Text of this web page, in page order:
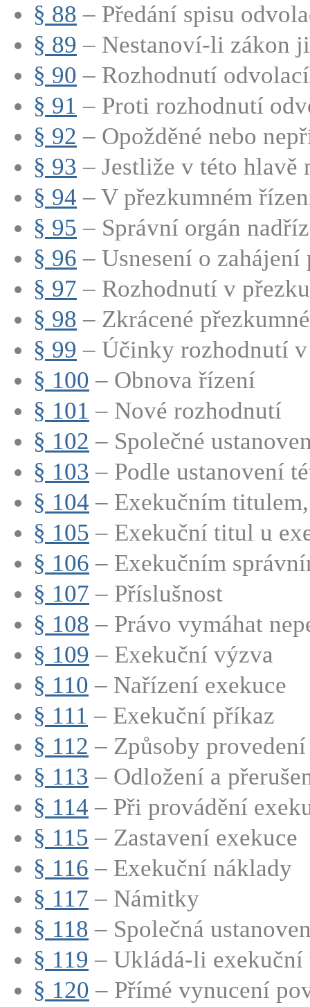
§ 88 – Předání spisu
§ 89 – Nestanoví-li zákon
§ 90 – Rozhodnutí
§ 91 – Proti rozhodnutí
§ 92 – Opožděné nebo
§ 93 – Jestliže v této hlavě
§ 94 – V přezkumném
§ 95 – Správní orgán
§ 96 – Usnesení o zahájení
§ 97 – Rozhodnutí v
§ 98 – Zkrácené
§ 99 – Účinky rozhodnutí
§ 100 – Obnova řízení
§ 101 – Nové rozhodnutí
§ 102 – Společné
§ 103 – Podle ustanovení
§ 104 – Exekučním
§ 105 – Exekuční titul u
§ 106 – Exekučním
§ 107 – Příslušnost
§ 108 – Právo vymáhat
§ 109 – Exekuční výzva
§ 110 – Nařízení exekuce
§ 111 – Exekuční příkaz
§ 112 – Způsoby
§ 113 – Odložení a
§ 114 – Při provádění
§ 115 – Zastavení exekuce
§ 116 – Exekuční náklady
§ 117 – Námitky
§ 118 – Společná
§ 119 – Ukládá-li
§ 120 – Přímé vynucení